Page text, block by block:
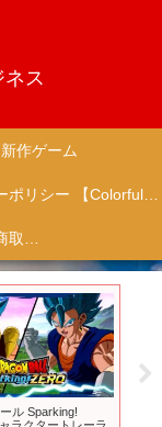
ネス
新作ゲーム
プライバシーポリシー 【Colorful Creation】
特定商取引法に基づく表記（商取引に関する開示）
ル Sparking!